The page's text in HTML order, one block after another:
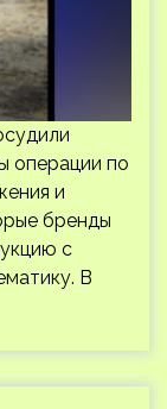
операции по
и
бренды
с
В